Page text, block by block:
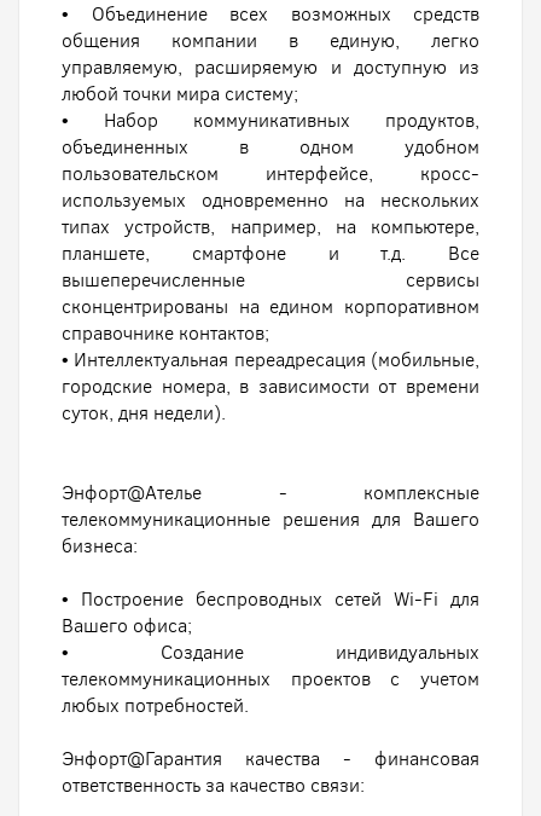
• Объединение всех возможных средств
общения компании в единую, легко
управляемую, расширяемую и доступную из
любой точки мира систему;
• Набор коммуникативных продуктов,
объединенных в одном удобном
пользовательском интерфейсе, кросс-
используемых одновременно на нескольких
типах устройств, например, на компьютере,
планшете, смартфоне и т.д. Все
вышеперечисленные сервисы
сконцентрированы на едином корпоративном
справочнике контактов;
• Интеллектуальная переадресация (мобильные,
городские номера, в зависимости от времени
суток, дня недели).
Энфорт@Ателье - комплексные
телекоммуникационные решения для Вашего
бизнеса:
• Построение беспроводных сетей Wi-Fi для
Вашего офиса;
• Создание индивидуальных
телекоммуникационных проектов с учетом
любых потребностей.
Энфорт@Гарантия качества - финансовая
ответственность за качество связи: